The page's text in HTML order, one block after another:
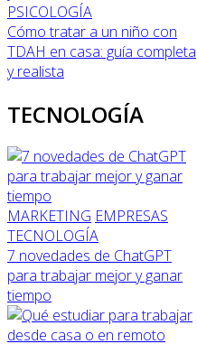
PSICOLOGÍA
Cómo tratar a un niño con
TDAH en casa: guía completa
y realista
TECNOLOGÍA
MARKETING EMPRESAS
TECNOLOGÍA
7 novedades de ChatGPT
para trabajar mejor y ganar
tiempo